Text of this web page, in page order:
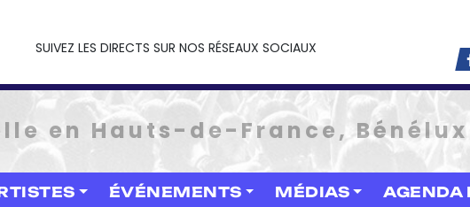
SUIVEZ LES DIRECTS SUR NOS RÉSEAUX SOCIAUX
en Hauts-de-France,
ÉVÉNEMENTS MÉDIAS
AGENDA